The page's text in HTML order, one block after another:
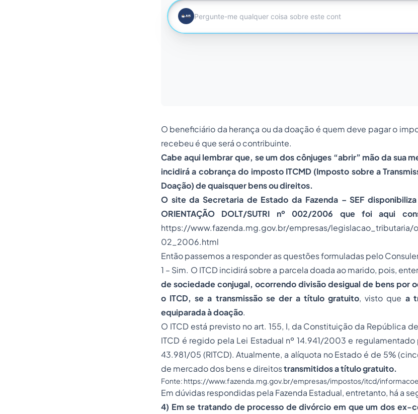
O beneficiário da herança ou da doação é quem deve pagar o
recebeu é que será o contribuinte.
Cabe aqui lembrar que, se um dos cônjuges “abrir” mão da sua
incidirá a cobrança do imposto ITCMD (Imposto sobre a
Doação) de quaisquer bens ou direitos.
O siteda Secretaria de Estado da Fazenda – SEF
ORIENTAÇÃO DOLT/SUTRI nº 002/2006 que foi aqui
https://www.fazenda.mg.gov.br/empresas/legislacao_tributaria/
02_2006.html
Então passemos a responder as questões formuladas pelo
1 – Sim. O ITCD incidirá sobre a parcela doada ao marido, pois,
de sociedade conjugal, ocorrendo divisão desigual de bens por
o ITCD, se a transmissão se der a título gratuito, visto que a
equiparada à doação.
O ITCD está previsto no art. 155, I, da Constituição da República
ITCD é regido pela Lei Estadual nº 14.941/2003 e
43.981/05 (RITCD). Atualmente, a alíquota no Estado é de 5%
de mercado dos bens e direitostransmitidos a título gratuito.
Fonte: https://www.fazenda.mg.gov.br/empresas/impostos/itcd/
Em dúvidas respondidas pela Fazenda Estadual, entretanto, há a
4) Em se tratando de processo de divórcio em que um dos ex-